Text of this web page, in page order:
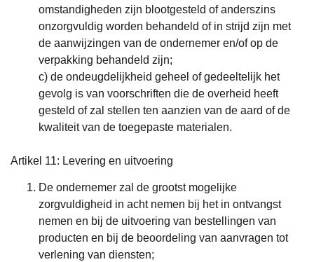
omstandigheden zijn blootgesteld of anderszins
onzorgvuldig worden behandeld of in strijd zijn met
de aanwijzingen van de ondernemer en/of op de
verpakking behandeld zijn;
c) de ondeugdelijkheid geheel of gedeeltelijk het
gevolg is van voorschriften die de overheid heeft
gesteld of zal stellen ten aanzien van de aard of de
kwaliteit van de toegepaste materialen.
Artikel 11: Levering en uitvoering
De ondernemer zal de grootst mogelijke
zorgvuldigheid in acht nemen bij het in ontvangst
nemen en bij de uitvoering van bestellingen van
producten en bij de beoordeling van aanvragen tot
verlening van diensten;